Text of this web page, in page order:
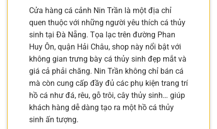
Cửa hàng cá cảnh Nin Trần là một địa chỉ
quen thuộc với những người yêu thích cá thủy
sinh tại Đà Nẵng. Tọa lạc trên đường Phan
Huy Ôn, quận Hải Châu, shop này nổi bật với
không gian trưng bày cá thủy sinh đẹp mắt và
giá cả phải chăng. Nin Trần không chỉ bán cá
mà còn cung cấp đầy đủ các phụ kiện trang trí
hồ cá như đá, rêu, gỗ trôi, cây thủy sinh… giúp
khách hàng dễ dàng tạo ra một hồ cá thủy
sinh ấn tượng.